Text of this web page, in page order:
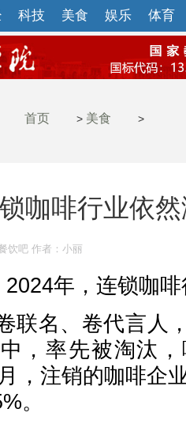
科技 美食 娱乐 体育
首页 > 美食 >
咖啡行业依
饮吧 作者：小丽
年，连锁咖啡
名、卷代言人
，率先被淘汰
，注销的咖啡企
。